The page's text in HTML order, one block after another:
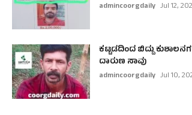
admincoorgdaily Jul 12,
ಕಟ್ಟಡದಿಂದ ಬಿದ್ದು
ದಾರುಣ ಸಾವು
admincoorgdaily Jul 10,